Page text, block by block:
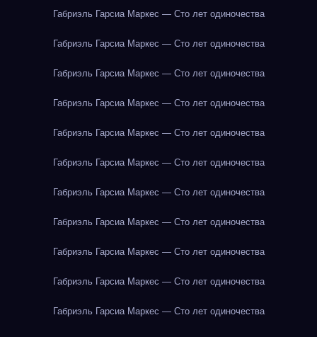
Габриэль Гарсиа Маркес — Сто лет одиночества
Габриэль Гарсиа Маркес — Сто лет одиночества
Габриэль Гарсиа Маркес — Сто лет одиночества
Габриэль Гарсиа Маркес — Сто лет одиночества
Габриэль Гарсиа Маркес — Сто лет одиночества
Габриэль Гарсиа Маркес — Сто лет одиночества
Габриэль Гарсиа Маркес — Сто лет одиночества
Габриэль Гарсиа Маркес — Сто лет одиночества
Габриэль Гарсиа Маркес — Сто лет одиночества
Габриэль Гарсиа Маркес — Сто лет одиночества
Габриэль Гарсиа Маркес — Сто лет одиночества